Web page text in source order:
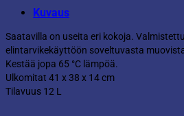
Kuvaus
Saatavilla on useita eri kokoja.
elintarvikekäyttöön soveltuvasta
Kestää jopa 65 °C lämpöä.
Ulkomitat 41 x 38 x 14 cm
Tilavuus 12 L